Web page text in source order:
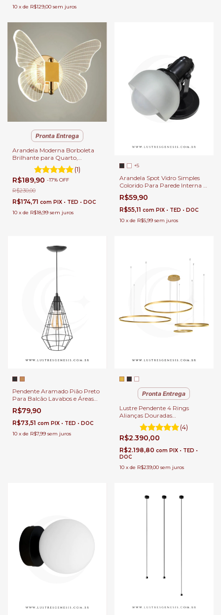
10 x de R$129,00 sem juros
Pronta Entrega
Arandela Moderna Borboleta
Brilhante para Quarto,
Cabeceira de Cama, Lavabo e
Quarto Infantil - DCB02158
(1)
R$189,90 -17% OFF
R$230,00
R$174,71 com PIX • TED • DOC
10 x de R$18,99 sem juros
+5
Arandela Spot Vidro Simples
Colorido Para Parede Interna e
Externa.
R$59,90
R$55,11 com PIX • TED • DOC
10 x de R$5,99 sem juros
Pendente Aramado Pião Preto
Para Balcão Lavabos e Áreas
Gourmet.
R$79,90
R$73,51 com PIX • TED • DOC
10 x de R$7,99 sem juros
Pronta Entrega
Lustre Pendente 4 Rings
Alianças Douradas
100x80x60x40cm Sala de
Jantar e Sala de Estar Pé
Direito Duplo
(4)
R$2.390,00
R$2.198,80 com PIX • TED •
DOC
10 x de R$239,00 sem juros